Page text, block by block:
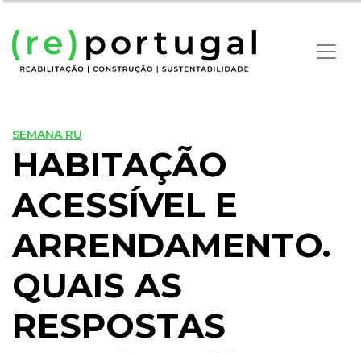
SEMANA RU
HABITAÇÃO
ACESSÍVEL E
ARRENDAMENTO.
QUAIS AS
RESPOSTAS